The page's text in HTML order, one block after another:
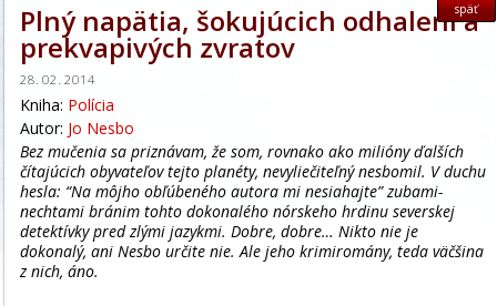
späť
Plný napätia, šokujúcich odhalení a
prekvapivých zvratov
28. 02. 2014
Kniha: Polícia
Autor: Jo Nesbo
Bez mučenia sa priznávam, že som, rovnako ako milióny ďalších
čítajúcich obyvateľov tejto planéty, nevyliečiteľný nesbomil. V duchu
hesla: “Na môjho obľúbeného autora mi nesiahajte” zubami-
nechtami bránim tohto dokonalého nórskeho hrdinu severskej
detektívky pred zlými jazykmi. Dobre, dobre… Nikto nie je
dokonalý, ani Nesbo určite nie. Ale jeho krimiromány, teda väčšina
z nich, áno.